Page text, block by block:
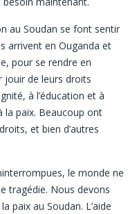
au Soudan se font sentir
arrivent en Ouganda et
pour se rendre en
jouir de leurs droits
à l’éducation et à
la paix. Beaucoup ont
et bien d’autres
le monde ne
tragédie. Nous devons
paix au Soudan. L’aide